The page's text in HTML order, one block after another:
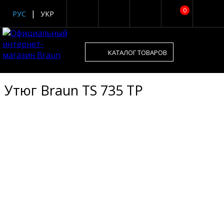
0
РУС УКР
КАТАЛОГ ТОВАРОВ
Утюг Braun TS 735 TP